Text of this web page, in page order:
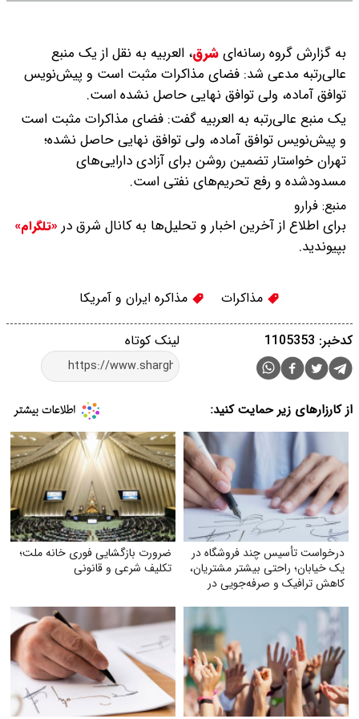
به گزارش گروه رسانه‌ایشرق، العربیه به نقل از یک منبع
عالی‌رتبه مدعی شد: فضای مذاکرات مثبت است و پیش‌نویس
توافق آماده، ولی توافق نهایی حاصل نشده است.
یک منبع عالی‌رتبه به العربیه گفت: فضای مذاکرات مثبت است
و پیش‌نویس توافق آماده، ولی توافق نهایی حاصل نشده؛
تهران خواستار تضمین روشن برای آزادی دارایی‌های
مسدودشده و رفع تحریم‌های نفتی است.
منبع: فرارو
برای اطلاع از آخرین اخبار و تحلیل‌ها به کانال شرق در «تلگرام»
بپیوندید.
مذاکرات مذاکره ایران و آمریکا
لینک کوتاه کدخبر: 1105353
از کارزارهای زیر حمایت کنید:
درخواست تأسیس چند فروشگاه در
یک خیابان؛ راحتی بیشتر مشتریان،
کاهش ترافیک و صرفه‌جویی در
ضرورت بازگشایی فوری خانه ملت؛
تکلیف شرعی و قانونی